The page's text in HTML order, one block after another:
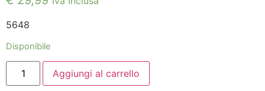
5648
Disponibile
GIOCHIPREZIOSI®
HELLO
KITTY
Aggiungi al carrello